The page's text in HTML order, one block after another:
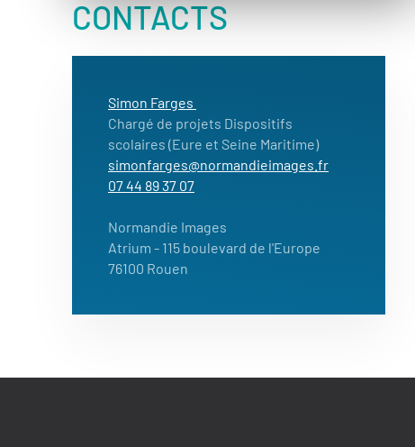
CONTACTS
Simon Farges
Chargé de projets Dispositifs
scolaires (Eure et Seine Maritime)
simonfarges@normandieimages.fr
07 44 89 37 07
Normandie Images
Atrium - 115 boulevard de l'Europe
76100 Rouen